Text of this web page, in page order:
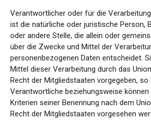
Verantwortlicher oder für die
ist die natürliche oder juristische Person,
oder andere Stelle, die allein oder
über die Zwecke und Mittel der
personenbezogenen Daten entscheidet.
Mittel dieser Verarbeitung durch das
Recht der Mitgliedstaaten vorgegeben, so
Verantwortliche beziehungsweise
Kriterien seiner Benennung nach dem
Recht der Mitgliedstaaten vorgesehen